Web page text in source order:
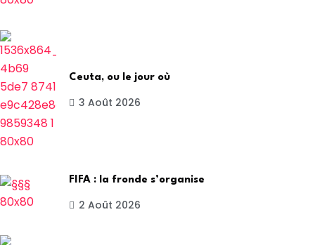
Ceuta, ou le jour où
3 Août 2026
FIFA : la fronde s’organise
2 Août 2026